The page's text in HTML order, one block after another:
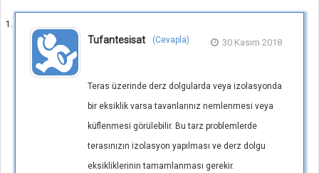
Tufantesisat 30 Kasım 2018
(Cevapla)
Teras üzerinde derz dolgularda veya izolasyonda
bir eksiklik varsa tavanlarınız nemlenmesi veya
küflenmesi görülebilir. Bu tarz problemlerde
terasınızın izolasyon yapılması ve derz dolgu
eksikliklerinin tamamlanması gerekir.